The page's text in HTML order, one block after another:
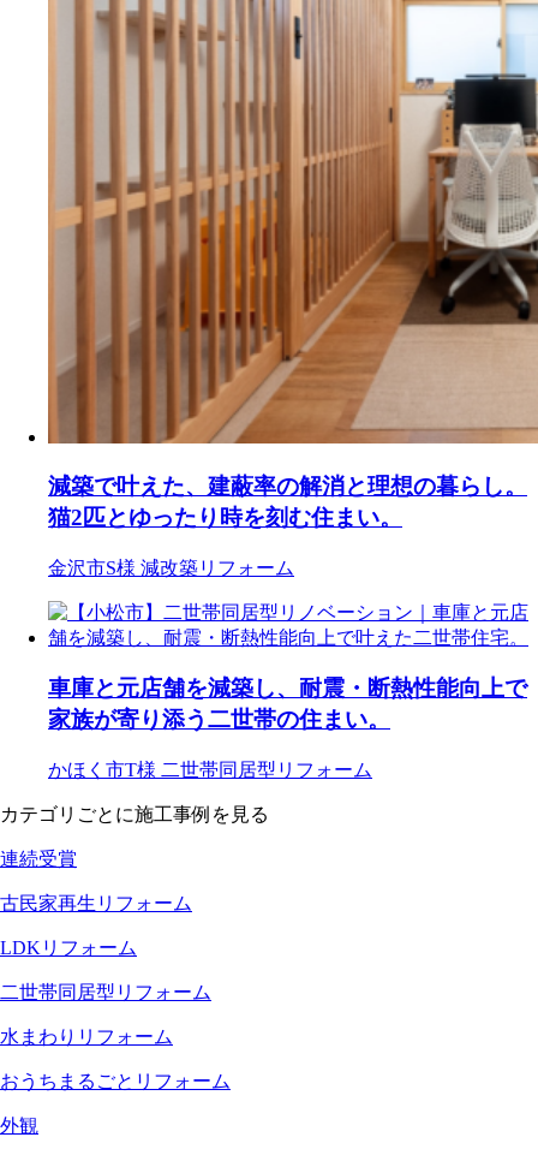
減築で叶えた、建蔽率の解消と理想の暮らし。
猫2匹とゆったり時を刻む住まい。
金沢市S様 減改築リフォーム
車庫と元店舗を減築し、耐震・断熱性能向上で
家族が寄り添う二世帯の住まい。
かほく市T様 二世帯同居型リフォーム
カテゴリごとに施工事例を見る
連続受賞
古民家再生リフォーム
LDKリフォーム
二世帯同居型リフォーム
水まわりリフォーム
おうちまるごとリフォーム
外観